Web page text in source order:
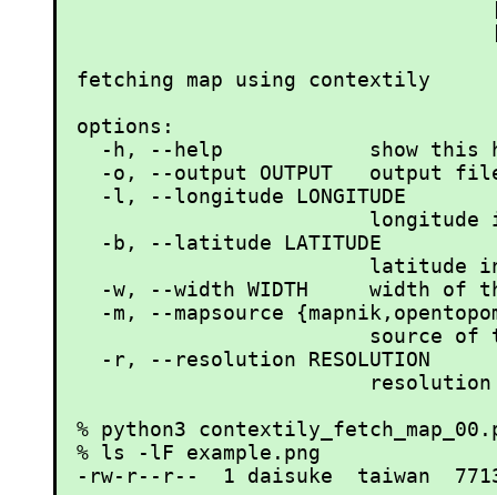
fetching map using contextily
options:
-h, --help            show this
-o, --output OUTPUT   output
  -l, --longitude LONGITUDE
longitude
  -b, --latitude LATITUDE
latitude
-w, --width WIDTH     width of
-m, --mapsource
source of
  -r, --resolution RESOLUTION
% python3
% ls -lF example.png